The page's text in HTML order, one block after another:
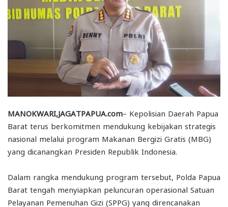
MANOKWARI,JAGATPAPUA.com– Kepolisian Daerah Papua
Barat terus berkomitmen mendukung kebijakan strategis
nasional melalui program Makanan Bergizi Gratis (MBG)
yang dicanangkan Presiden Republik Indonesia.
Dalam rangka mendukung program tersebut, Polda Papua
Barat tengah menyiapkan peluncuran operasional Satuan
Pelayanan Pemenuhan Gizi (SPPG) yang direncanakan